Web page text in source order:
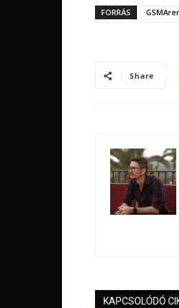
FORRÁS
Share
KAPCSOLÓDÓ